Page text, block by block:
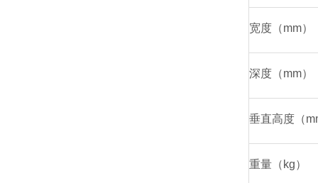
宽度（mm）
深度（mm）
垂直高度（
重量（kg）